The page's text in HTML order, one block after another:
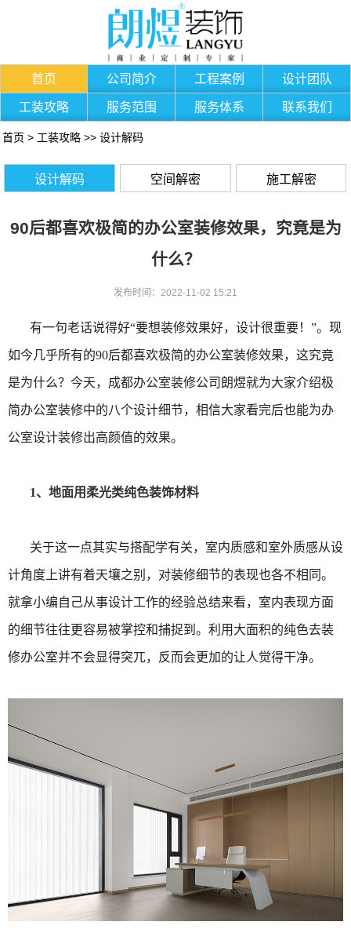
首页 公司简介 工程案例 设计团队
工装攻略 服务范围 服务体系 联系我们
首页 > 工装攻略 >> 设计解码
设计解码 空间解密 施工解密
90后都喜欢极简的办公室装修效果，究竟是为
什么？
发布时间：2022-11-02 15:21
有一句老话说得好“要想装修效果好，设计很重要！”。现
如今几乎所有的90后都喜欢极简的办公室装修效果，这究竟
是为什么？今天，成都办公室装修公司朗煜就为大家介绍极
简办公室装修中的八个设计细节，相信大家看完后也能为办
公室设计装修出高颜值的效果。
1、地面用柔光类纯色装饰材料
关于这一点其实与搭配学有关，室内质感和室外质感从设
计角度上讲有着天壤之别，对装修细节的表现也各不相同。
就拿小编自己从事设计工作的经验总结来看，室内表现方面
的细节往往更容易被掌控和捕捉到。利用大面积的纯色去装
修办公室并不会显得突兀，反而会更加的让人觉得干净。